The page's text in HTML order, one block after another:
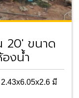
20' ขนาด
งน้ำ
มี